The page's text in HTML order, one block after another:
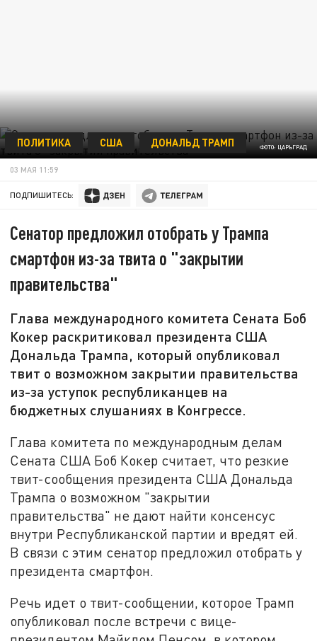
ФОТО: ЦАРЬГРАД
ПОЛИТИКА США ДОНАЛЬД ТРАМП
03 МАЯ 11:59
ПОДПИШИТЕСЬ:
Сенатор предложил отобрать у Трампа
смартфон из-за твита о "закрытии
правительства"
Глава международного комитета Сената Боб
Кокер раскритиковал президента США
Дональда Трампа, который опубликовал
твит о возможном закрытии правительства
из-за уступок республиканцев на
бюджетных слушаниях в Конгрессе.
Глава комитета по международным делам
Сената США Боб Кокер считает, что резкие
твит-сообщения президента США Дональда
Трампа о возможном "закрытии
правительства" не дают найти консенсус
внутри Республиканской партии и вредят ей.
В связи с этим сенатор предложил отобрать у
президента смартфон.
Речь идет о твит-сообщении, которое Трамп
опубликовал после встречи с вице-